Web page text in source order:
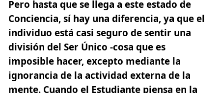
Pero hasta que se llega a este estado de
Conciencia, sí hay una diferencia, ya que el
individuo está casi seguro de sentir una
división del Ser Único -cosa que es
imposible hacer, excepto mediante la
ignorancia de la actividad externa de la
mente. Cuando el Estudiante piensa en la